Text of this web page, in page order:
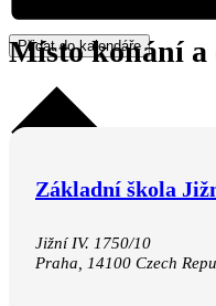
Přidat do kalendáře
Místo konání
Základní škola
Jižní IV. 1750/10
Praha, 14100 Czech